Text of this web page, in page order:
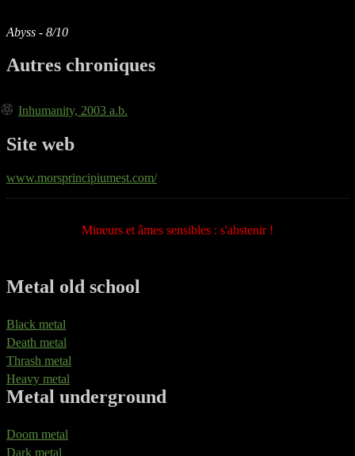
Abyss - 8/10
Autres chroniques
Inhumanity, 2003 a.b.
Site web
www.morsprincipiumest.com/
Mineurs et âmes sensibles : s'abstenir !
Metal old school
Black metal
Death metal
Thrash metal
Heavy metal
Metal underground
Doom metal
Dark metal